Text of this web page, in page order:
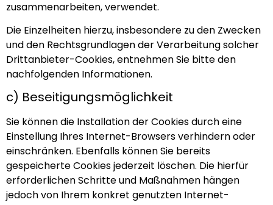
zusammenarbeiten, verwendet.
Die Einzelheiten hierzu, insbesondere zu den Zwecken
und den Rechtsgrundlagen der Verarbeitung solcher
Drittanbieter-Cookies, entnehmen Sie bitte den
nachfolgenden Informationen.
c) Beseitigungsmöglichkeit
Sie können die Installation der Cookies durch eine
Einstellung Ihres Internet-Browsers verhindern oder
einschränken. Ebenfalls können Sie bereits
gespeicherte Cookies jederzeit löschen. Die hierfür
erforderlichen Schritte und Maßnahmen hängen
jedoch von Ihrem konkret genutzten Internet-